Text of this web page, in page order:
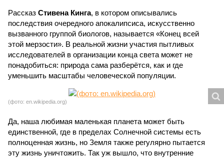
Рассказ Стивена Кинга, в котором описывались
последствия очередного апокалипсиса, искусственно
вызванного группой биологов, называется «Конец всей
этой мерзости». В реальной жизни участия пытливых
исследователей в организации конца света может не
понадобиться: природа сама разберётся, как и где
уменьшить масштабы человеческой популяции.
(фото: en.wikipedia.org)
Да, наша любимая маленькая планета может быть
единственной, где в пределах Солнечной системы есть
полноценная жизнь, но Земля также регулярно пытается
эту жизнь уничтожить. Так уж вышло, что внутренние